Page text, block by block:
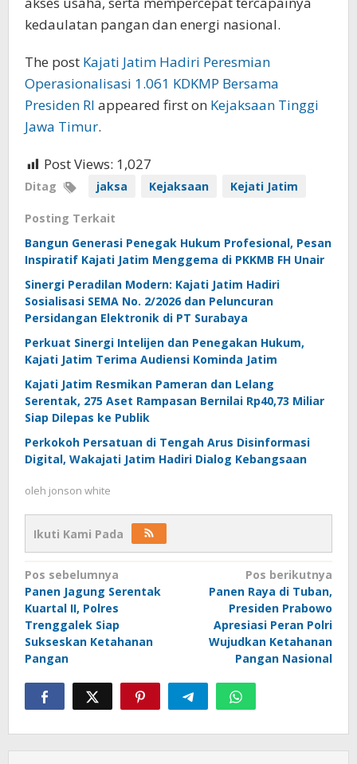
kedaulatan pangan dan energi nasional.
The post Kajati Jatim Hadiri Peresmian
Operasionalisasi 1.061 KDKMP Bersama
Presiden RI appeared first on Kejaksaan Tinggi
Jawa Timur.
Post Views: 1,027
Ditag jaksa Kejaksaan Kejati Jatim
Posting Terkait
Bangun Generasi Penegak Hukum Profesional, Pesan
Inspiratif Kajati Jatim Menggema di PKKMB FH Unair
Sinergi Peradilan Modern: Kajati Jatim Hadiri
Sosialisasi SEMA No. 2/2026 dan Peluncuran
Persidangan Elektronik di PT Surabaya
Perkuat Sinergi Intelijen dan Penegakan Hukum,
Kajati Jatim Terima Audiensi Kominda Jatim
Kajati Jatim Resmikan Pameran dan Lelang
Serentak, 275 Aset Rampasan Bernilai Rp40,73 Miliar
Siap Dilepas ke Publik
Perkokoh Persatuan di Tengah Arus Disinformasi
Digital, Wakajati Jatim Hadiri Dialog Kebangsaan
oleh jonson white
Ikuti Kami Pada
Navigasi
pos
Pos sebelumnya
Panen Jagung Serentak
Kuartal II, Polres
Trenggalek Siap
Sukseskan Ketahanan
Pangan
Pos berikutnya
Panen Raya di Tuban,
Presiden Prabowo
Apresiasi Peran Polri
Wujudkan Ketahanan
Pangan Nasional